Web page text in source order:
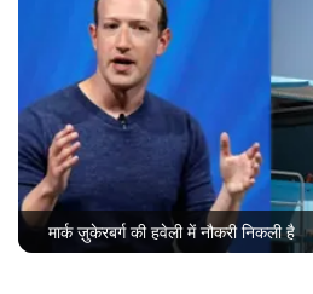
मार्क ज़ुकेरबर्ग की हवेली में नौकरी निकली है